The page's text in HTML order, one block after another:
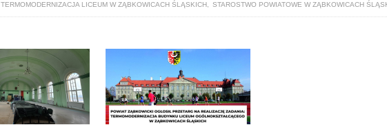
TERMOMODERNIZACJA LICEUM W ZĄBKOWICACH ŚLĄSKICH STAROSTWO POWIATOWE W ZĄBKOWICACH